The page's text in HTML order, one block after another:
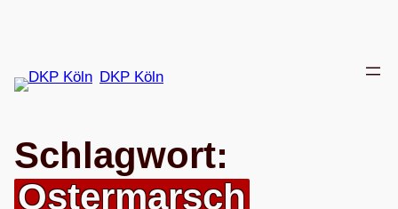
springen
DKP Köln
Schlagwort:
Ostermarsch